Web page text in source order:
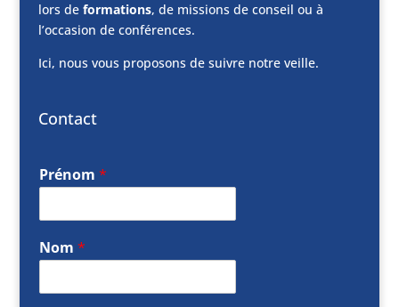
lors de formations, de missions de conseil ou à
l’occasion de conférences.
Ici, nous vous proposons de suivre notre veille.
Contact
Prénom *
Nom *